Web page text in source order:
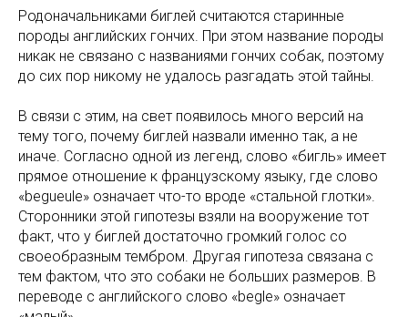
Родоначальниками биглей считаются старинные
породы английских гончих. При этом название породы
никак не связано с названиями гончих собак, поэтому
до сих пор никому не удалось разгадать этой тайны.
В связи с этим, на свет появилось много версий на
тему того, почему биглей назвали именно так, а не
иначе. Согласно одной из легенд, слово «бигль» имеет
прямое отношение к французскому языку, где слово
«begueule» означает что-то вроде «стальной глотки».
Сторонники этой гипотезы взяли на вооружение тот
факт, что у биглей достаточно громкий голос со
своеобразным тембром. Другая гипотеза связана с
тем фактом, что это собаки не больших размеров. В
переводе с английского слово «begle» означает